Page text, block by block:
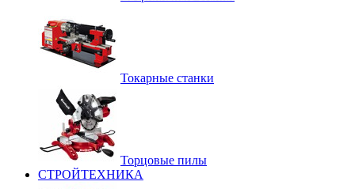
Токарные станки
Торцовые пилы
СТРОЙТЕХНИКА